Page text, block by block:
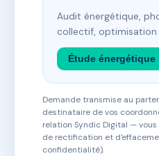
Audit énergétique,
collectif, optimisation
Étude énergétique
Demande transmise au
destinataire de vos
relation Syndic Digital —
de rectification et
confidentialité).